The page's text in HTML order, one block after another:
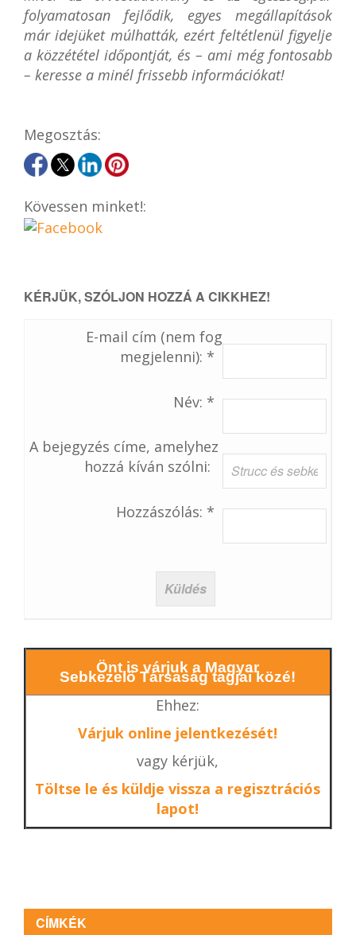
folyamatosan fejlődik, egyes megállapítások
már idejüket múlhatták, ezért feltétlenül figyelje
a közzététel időpontját, és – ami még fontosabb
– keresse a minél frissebb információkat!
Megosztás:
Kövessen minket!:
KÉRJÜK, SZÓLJON HOZZÁ A CIKKHEZ!
E-mail cím (nem fog
megjelenni): *
Név: *
A bejegyzés címe, amelyhez
hozzá kíván szólni:
Hozzászólás: *
Önt is várjuk a Magyar
Sebkezelő Társaság tagjai közé!
Ehhez:
Várjuk online jelentkezését!
vagy kérjük,
Töltse le és küldje vissza a regisztrációs
lapot!
CÍMKÉK